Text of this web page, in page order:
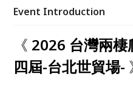
爬蟲廠商且最大的展覽就
歡迎大家的到來！！我們
相見！！
Event Introduction
《 2026 台灣兩棲
四屆-台北世貿場-